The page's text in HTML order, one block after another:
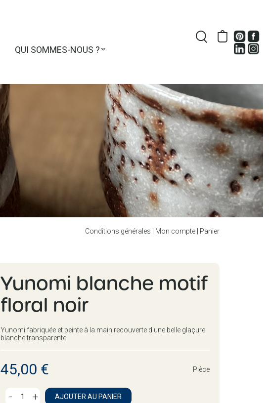
QUI SOMMES-NOUS ?
Conditions générales Mon compte Panier
Yunomi blanche motif
floral noir
Yunomi fabriquée et peinte à la main recouverte d'une belle glaçure
blanche transparente.
45,00 € Pièce
- +